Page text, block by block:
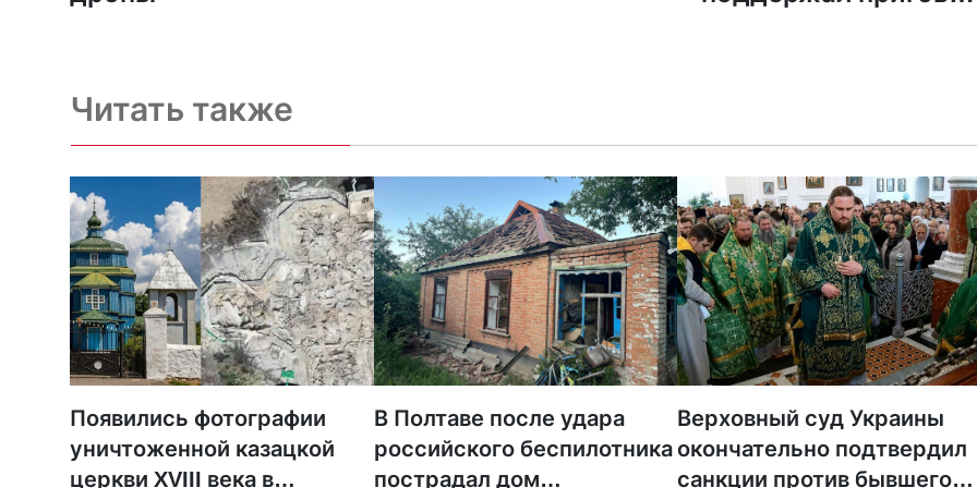
Читать также
Появились фотографии
уничтоженной казацкой
церкви XVIII века в
В Полтаве после удара
российского беспилотника
пострадал дом
Верховный суд Украины
окончательно подтвердил
санкции против бывшего